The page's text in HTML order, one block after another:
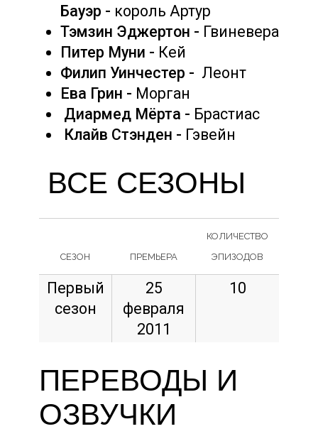
Бауэр - король Артур
Тэмзин Эджертон - Гвиневера
Питер Муни - Кей
Филип Уинчестер - Леонт
Ева Грин - Морган
Диармед Мёрта - Брастиас
Клайв Стэнден - Гэвейн
ВСЕ СЕЗОНЫ
СЕЗОН ПРЕМЬЕРА
КОЛИЧЕСТВО
ЭПИЗОДОВ
Первый
сезон
25
февраля
2011
10
ПЕРЕВОДЫ И
ОЗВУЧКИ